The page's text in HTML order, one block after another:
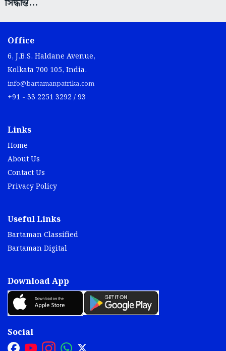
সিদ্ধান্ত...
Office
6, J.B.S. Haldane Avenue,
Kolkata 700 105, India.
info@bartamanpatrika.com
+91 - 33 2251 3292 / 93
Links
Home
About Us
Contact Us
Privacy Policy
Useful Links
Bartaman Classified
Bartaman Digital
Download App
Social